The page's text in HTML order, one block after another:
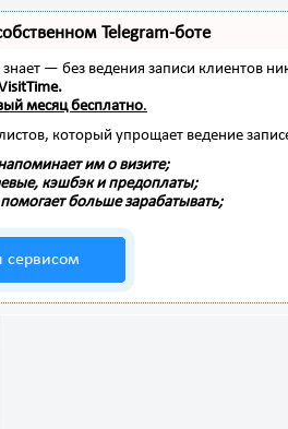
Telegram-боте
знает — без ведения записи
месяц бесплатно.
который упрощает ведение
им о визите;
кэшбэк и предоплаты;
больше зарабатывать;
сервисом